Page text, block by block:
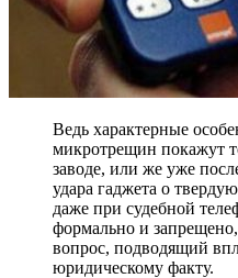
Ведь характерные
микротрещин покажут
заводе, или же уже
удара гаджета о
даже при судебной
формально и запрещено,
вопрос, подводящий
юридическому факту.